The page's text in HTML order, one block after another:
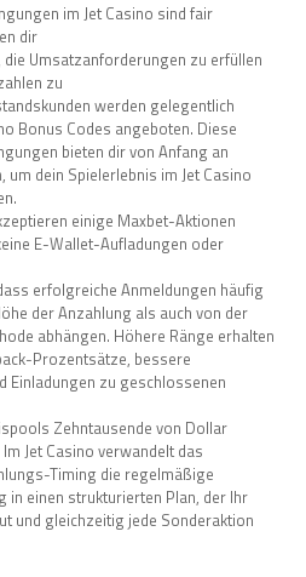
im Jet Casino sind fair
dir
die Umsatzanforderungen zu erfüllen
zu
werden gelegentlich
Bonus Codes angeboten. Diese
bieten dir von Anfang an
um dein Spielerlebnis im Jet Casino
einige Maxbet-Aktionen
E-Wallet-Aufladungen oder
erfolgreiche Anmeldungen häufig
der Anzahlung als auch von der
abhängen. Höhere Ränge erhalten
Prozentsätze, bessere
Einladungen zu geschlossenen
Zehntausende von Dollar
Jet Casino verwandelt das
Timing die regelmäßige
in einen strukturierten Plan, der Ihr
und gleichzeitig jede Sonderaktion